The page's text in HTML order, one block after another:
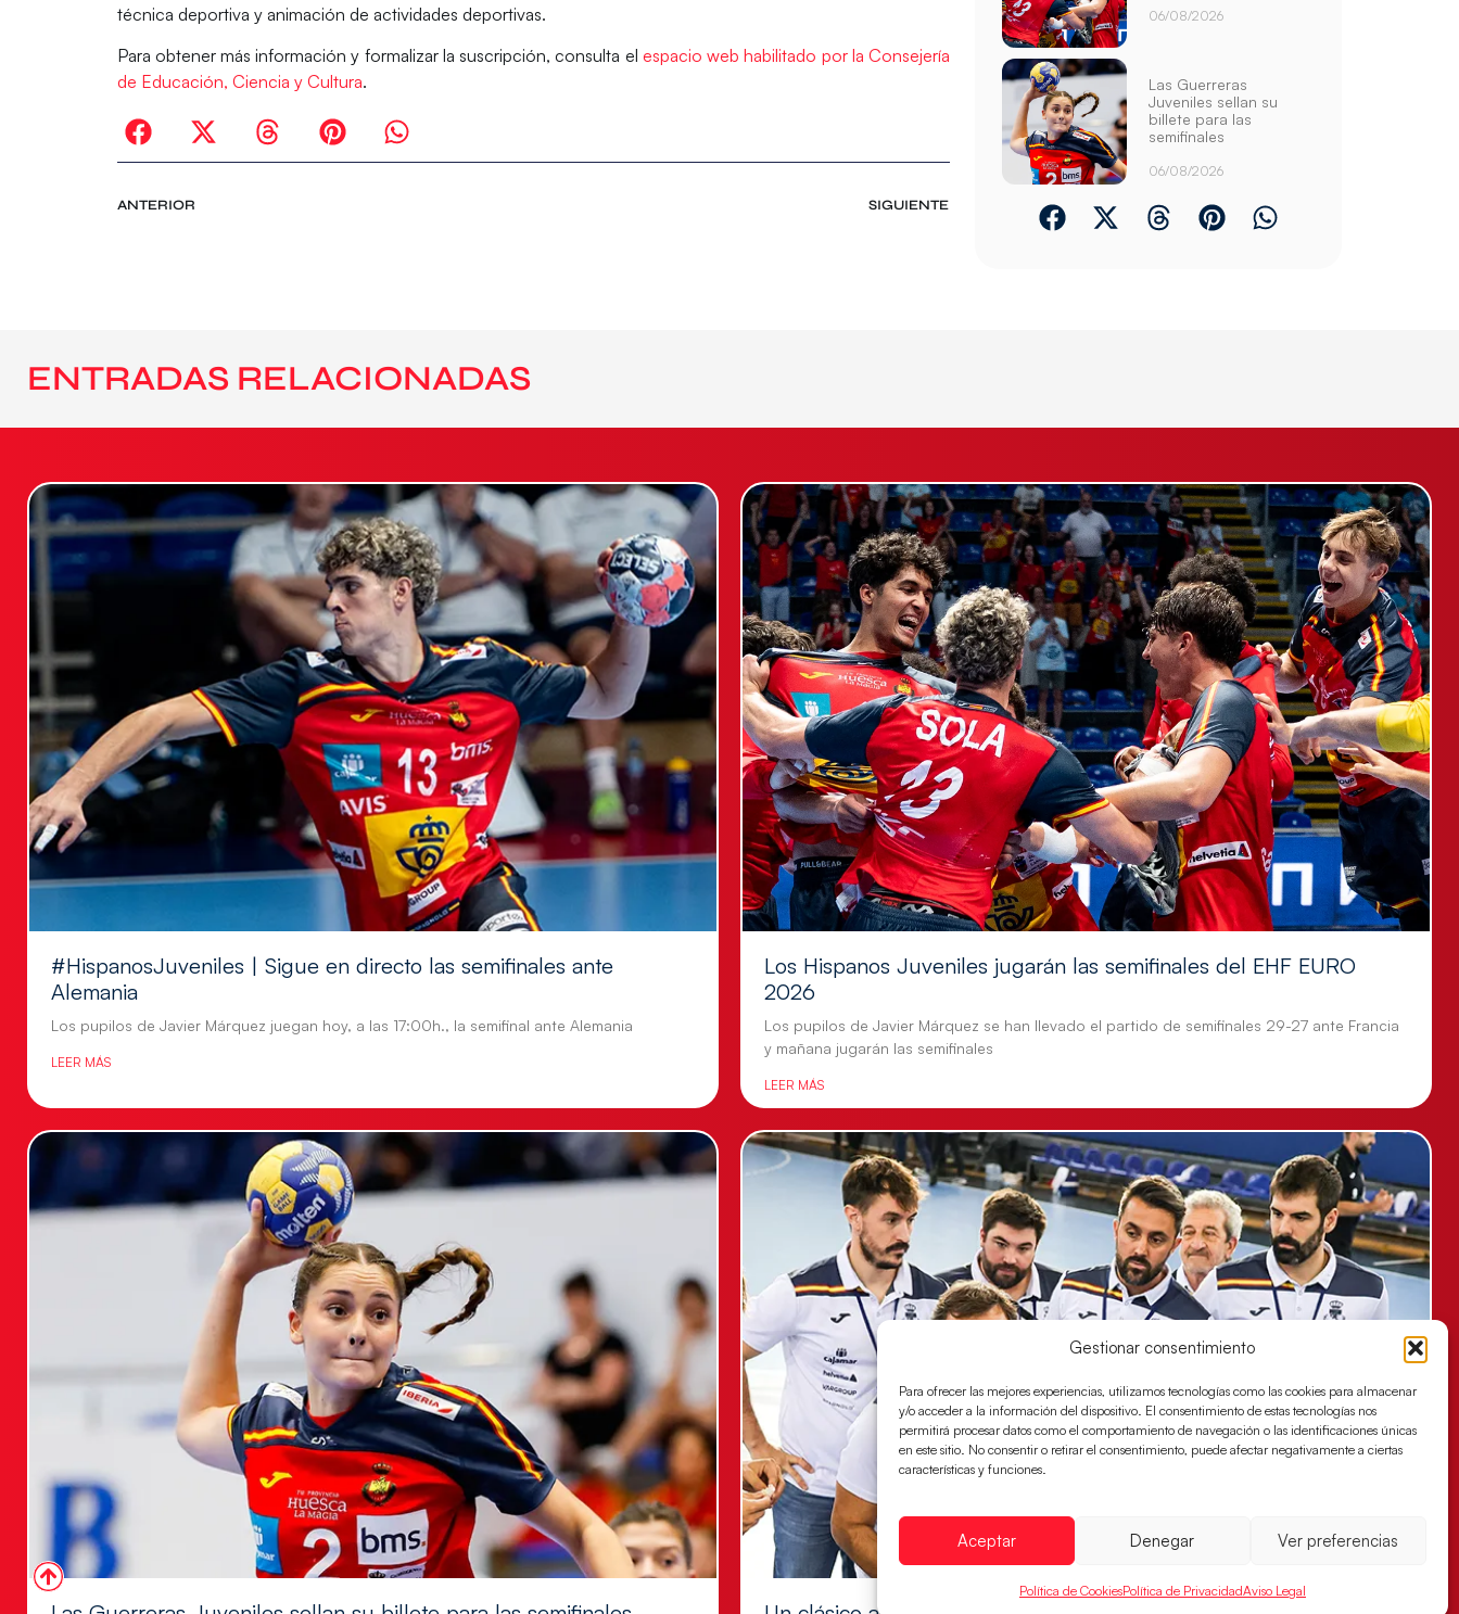
Gestionar consentimiento
Para ofrecer las mejores experiencias, utilizamos tecnologías como las cookies para almacenar
y/o acceder a la información del dispositivo. El consentimiento de estas tecnologías nos
permitirá procesar datos como el comportamiento de navegación o las identificaciones únicas
en este sitio. No consentir o retirar el consentimiento, puede afectar negativamente a ciertas
características y funciones.
Aceptar Denegar Ver preferencias
Política de CookiesPolítica de PrivacidadAviso Legal
técnica deportiva y animación de actividades deportivas.
Para obtener más información y formalizar la suscripción, consulta el espacio web habilitado por la Consejería
de Educación, Ciencia y Cultura.
ANTERIOR SIGUIENTE
06/08/2026
Las Guerreras
Juveniles sellan su
billete para las
semifinales
06/08/2026
ENTRADAS RELACIONADAS
#HispanosJuveniles | Sigue en directo las semifinales ante
Alemania
Los pupilos de Javier Márquez juegan hoy, a las 17:00h., la semifinal ante Alemania
LEER MÁS
Los Hispanos Juveniles jugarán las semifinales del EHF EURO
2026
Los pupilos de Javier Márquez se han llevado el partido de semifinales 29-27 ante Francia
y mañana jugarán las semifinales
LEER MÁS